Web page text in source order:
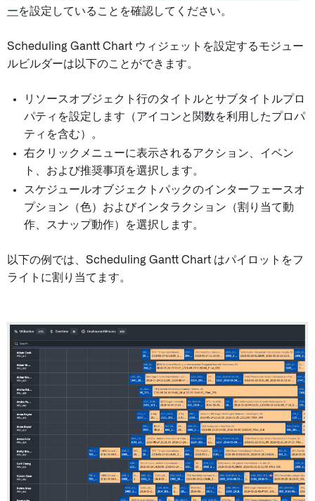
ーを設定していることを確認してください。
Scheduling Gantt Chart ウィジェットを設定するモジュー
ルビルダーは以下のことができます。
リソースオブジェクト行のタイトルとサブタイトルプロ
パティを設定します（アイコンと関数を利用したプロパ
ティを含む）。
右クリックメニューに表示されるアクション、イベン
ト、および推奨事項を選択します。
スケジュールオブジェクトパックのインターフェースオ
プション（色）およびインタラクション（割り当て動
作、スナップ動作）を選択します。
以下の例では、Scheduling Gantt Chart はパイロットをフ
ライトに割り当てます。